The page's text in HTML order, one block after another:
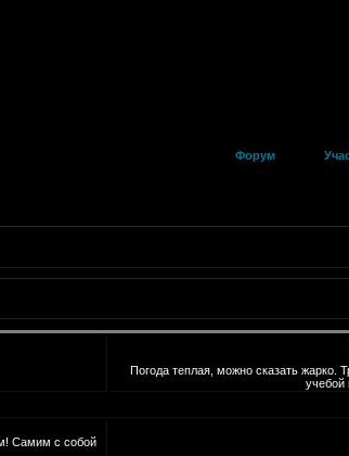
Форум
Погода теплая, можно сказать жарко.
учебой
Самим с собой